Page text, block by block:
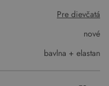
Pre dievčatá
nové
bavlna + elastan